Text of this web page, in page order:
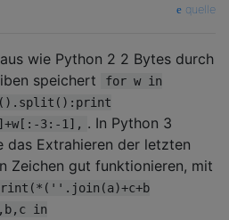
quelle
wie Python 2 2 Bytes durch
speichert
for w in
3:-1], . In Python 3
das Extrahieren der letzten
Zeichen gut funktionieren, mit
in